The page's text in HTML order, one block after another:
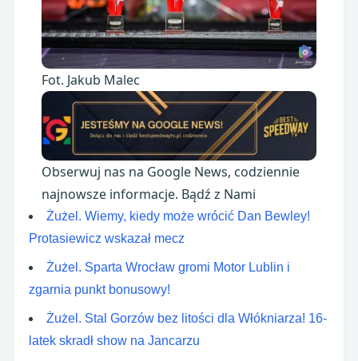
Fot. Jakub Malec
Obserwuj nas na Google News, codziennie
najnowsze informacje. Bądź z Nami
Żużel. Wiemy, kiedy może wrócić Dan Bewley!
Protasiewicz wskazał mecz
Żużel. Sparta Wrocław gromi Motor Lublin i
zgarnia punkt bonusowy!
Żużel. Stal Gorzów bez litości dla Włókniarza! 16-
latek skradł show na Jancarzu